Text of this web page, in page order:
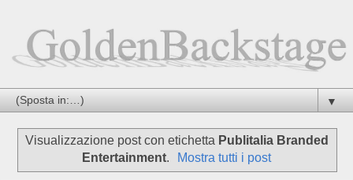
▼
Visualizzazione post con etichetta Publitalia Branded
Entertainment. Mostra tutti i post